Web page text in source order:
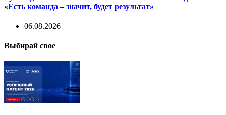
«Есть команда – значит, будет результат»
06.08.2026
Выбирай свое